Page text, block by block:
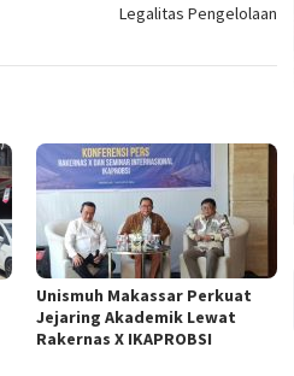
Legalitas Pengelolaan
Unismuh Makassar Perkuat
Jejaring Akademik Lewat
Rakernas X IKAPROBSI